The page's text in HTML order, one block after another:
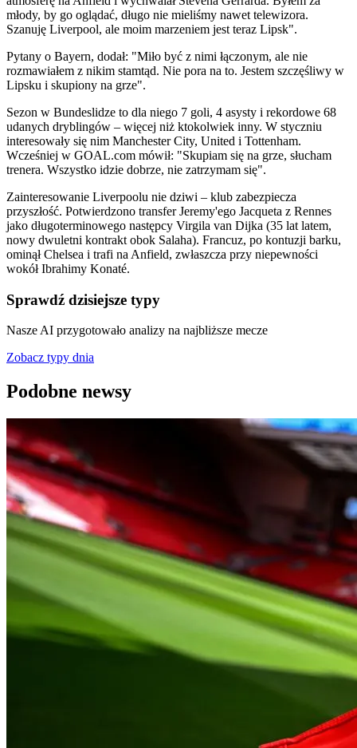
młody, by go oglądać, długo nie mieliśmy nawet telewizora.
Szanuję Liverpool, ale moim marzeniem jest teraz Lipsk".
Pytany o Bayern, dodał: "Miło być z nimi łączonym, ale nie
rozmawiałem z nikim stamtąd. Nie pora na to. Jestem szczęśliwy w
Lipsku i skupiony na grze".
Sezon w Bundeslidze to dla niego 7 goli, 4 asysty i rekordowe 68
udanych dryblingów – więcej niż ktokolwiek inny. W styczniu
interesowały się nim Manchester City, United i Tottenham.
Wcześniej w GOAL.com mówił: "Skupiam się na grze, słucham
trenera. Wszystko idzie dobrze, nie zatrzymam się".
Zainteresowanie Liverpoolu nie dziwi – klub zabezpiecza
przyszłość. Potwierdzono transfer Jeremy'ego Jacqueta z Rennes
jako długoterminowego następcy Virgila van Dijka (35 lat latem,
nowy dwuletni kontrakt obok Salaha). Francuz, po kontuzji barku,
ominął Chelsea i trafi na Anfield, zwłaszcza przy niepewności
wokół Ibrahimy Konaté.
Sprawdź dzisiejsze typy
Nasze AI przygotowało analizy na najbliższe mecze
Zobacz typy dnia
Podobne newsy